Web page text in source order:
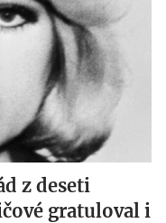
z deseti
gratuloval i